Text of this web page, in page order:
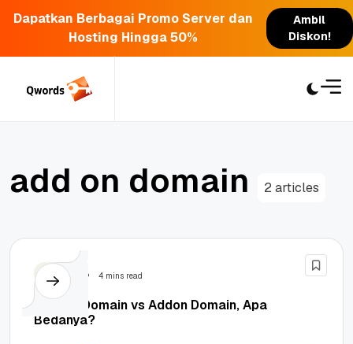
Dapatkan Berbagai Promo Server dan
Hosting Hingga 50%
Ambil
Diskon!
add on domain 2 articles
Domain 4 mins read
Parked Domain vs Addon Domain, Apa
Bedanya?